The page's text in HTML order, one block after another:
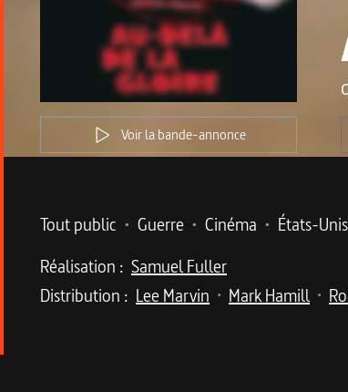
Voir la bande-annonce
Metadata du
Tout public • Guerre • Cinéma • États-Unis
Réalisation : Samuel Fuller
Distribution : Lee Marvin • Mark Hamill •